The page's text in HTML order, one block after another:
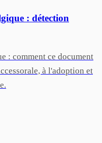
: détection
: comment ce document
à l'adoption et